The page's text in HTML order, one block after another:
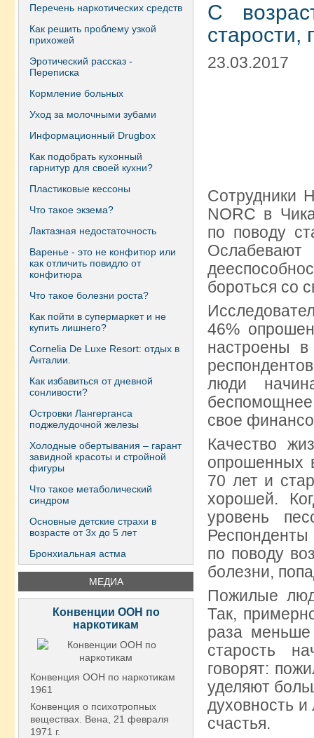
Перечень наркотических средств
Как решить проблему узкой
прихожей
Эротический рассказ -
Переписка
Кормление больных
Уход за молочными зубами
Информационный Drugbox
Как подобрать кухонный
гарнитур для своей кухни?
Пластиковые кессоны
Что такое экзема?
Лактазная недостаточность
Варенье - это не конфитюр или
как отличить повидло от
конфитюра
Что такое болезни роста?
Как пойти в супермаркет и не
купить лишнего?
Сornelia De Luxe Resort: отдых в
Анталии.
Как избавиться от дневной
сонливости?
Островки Лангерганса
поджелудочной железы
Холодные обертывания – гарант
завидной красоты и стройной
фигуры
Что такое метаболический
синдром
Основные детские страхи в
возрасте от 3х до 5 лет
Бронхиальная астма
МЕДИА
Конвенции ООН по
наркотикам
Конвенция ООН по наркотикам
1961
Конвенция о психотропных
веществах. Вена, 21 февраля
1971 г.
С
старости,
23.03.2017
Сотрудники
NORC в
по поводу
бороться со
46%
настроены
люди
свое
Качество
опрошенных
70 лет и
хорошей.
уровень
по поводу
болезни,
Пожилые
Так,
раза
старость
говорят:
уделяют
духовность
счастья.